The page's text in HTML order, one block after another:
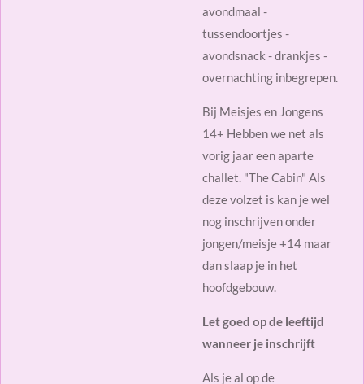
avondmaal -
tussendoortjes -
avondsnack - drankjes -
overnachting inbegrepen.
Bij Meisjes en Jongens
14+ Hebben we net als
vorig jaar een aparte
challet. "The Cabin" Als
deze volzet is kan je wel
nog inschrijven onder
jongen/meisje +14 maar
dan slaap je in het
hoofdgebouw.
Let goed op de leeftijd
wanneer je inschrijft
Als je al op de